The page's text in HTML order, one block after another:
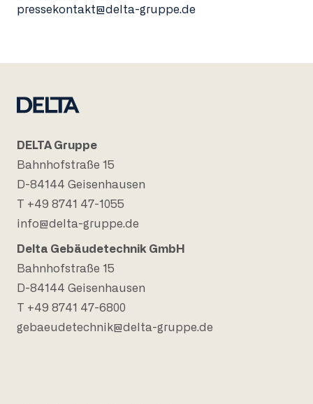
pressekontakt@delta-gruppe.de
DELTA Gruppe
Bahnhofstraße 15
D-84144 Geisenhausen
T +49 8741 47-1055
info@delta-gruppe.de
Delta Gebäudetechnik GmbH
Bahnhofstraße 15
D-84144 Geisenhausen
T +49 8741 47-6800
gebaeudetechnik@delta-gruppe.de